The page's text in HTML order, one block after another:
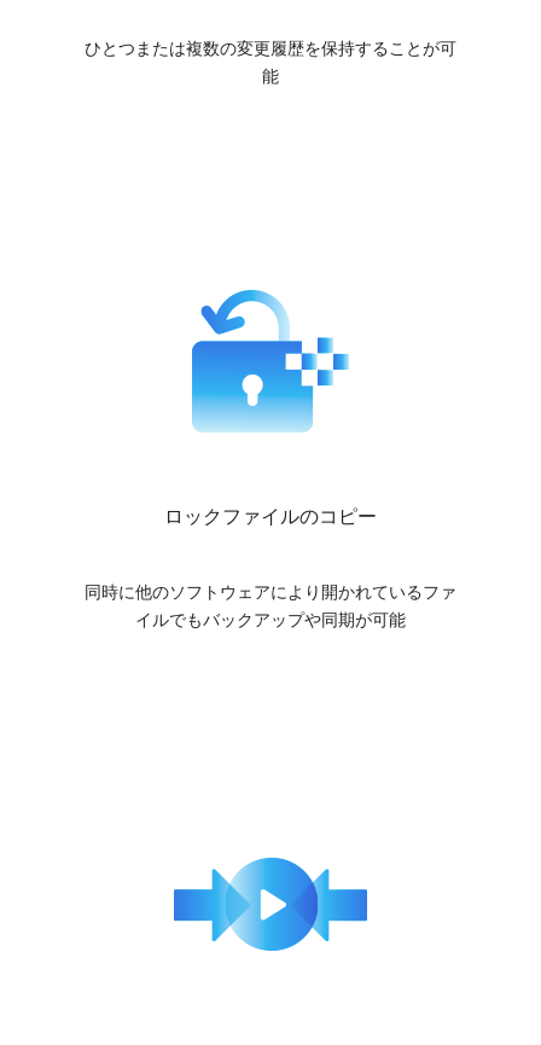
ひとつまたは複数の変更履歴を保持することが可
能
ロックファイルのコピー
同時に他のソフトウェアにより開かれているファ
イルでもバックアップや同期が可能